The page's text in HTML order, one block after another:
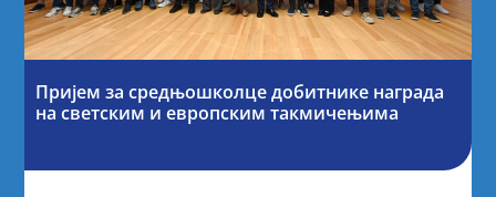
Пријем за средњошколце добитнике награда
на светским и европским такмичењима